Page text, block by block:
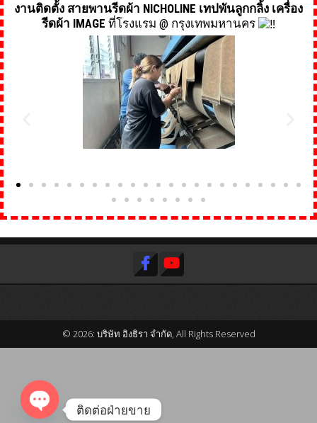
งานติดตั้ง สายพานรีดผ้า NICHOLINE เทปพันลูกกลิ้ง เครื่อง
รีดผ้า IMAGE ที่โรงแรม @ กรุงเทพมหานคร
© 2026: บริษัท อิงธิรา จำกัด, All Rights Reserved
ติดต่อฝ่ายขาย